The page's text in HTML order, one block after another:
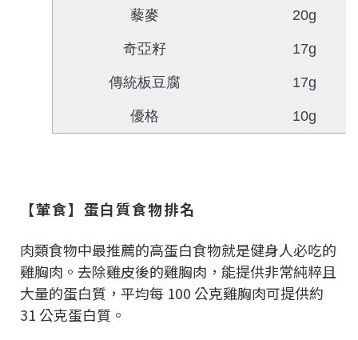
藜麥 20g
奇亞籽 17g
傳統板豆腐 17g
優格 10g
【葷食】蛋白質食物排名
肉類食物中最推薦的高蛋白食物就是健身人必吃的
雞胸肉。去除雞皮後的雞胸肉，能提供非常純粹且
大量的蛋白質，平均每 100 公克雞胸肉可提供約
31 公克蛋白質。